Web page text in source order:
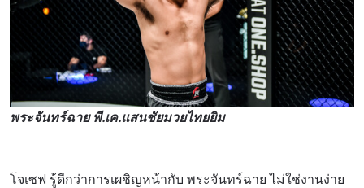
พระจันทร์ฉาย พี.เค.แสนชัยมวยไทยยิม
โจเซฟ รู้ดีกว่าการเผชิญหน้ากับ พระจันทร์ฉาย ไม่ใช่งานง่าย